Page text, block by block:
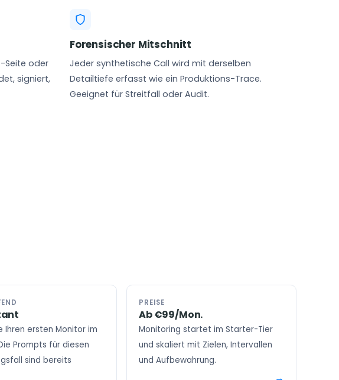
Seite oder
signiert,
Forensischer Mitschnitt
Jeder synthetische Call wird mit derselben
Detailtiefe erfasst wie ein Produktions-Trace.
Geeignet für Streitfall oder Audit.
Ihren ersten Monitor im
Prompts für diesen
sind bereits
PREISE
Ab €99/Mon.
Monitoring startet im Starter-Tier
und skaliert mit Zielen, Intervallen
und Aufbewahrung.